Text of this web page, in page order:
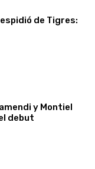
de Tigres:
y Montiel
debut